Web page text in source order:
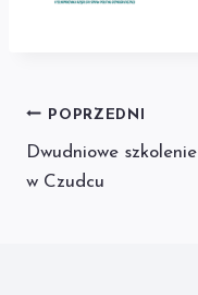
Nawigacja
wpisu
POPRZEDNI
Dwudniowe szkolenie
w Czudcu